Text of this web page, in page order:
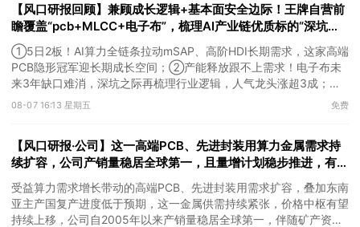
【风口研报回顾】兼顾成长逻辑+基本面安全边际！王牌自营前
瞻覆盖“pcb+MLCC+电子布”，梳理AI产业链优质标的“深坑起
跳”
①5日2板！AI算力全链条拉动mSAP、高阶HDI长期需求，这家高端
PCB隐形冠军迎长期成长空间；②产能释放跟不上需求！电子布未
来3年缺口难消，深坑之际再梳理行业逻辑，人气龙头涨超3成；
③AI服务器、机器人带动MLCC景气周期持续！这家公司扩产、涨
08-07 16:13 星期五 免费
【风口研报·公司】这一高端PCB、先进封装用算力金属需求持
续扩容，公司产销量稳居全球第一，且量增计划稳步推进，有望
充分受益价格上行
受益算力需求增长带动的高端PCB、先进封装用需求扩容，叠加东南
亚主产国复产进度低于预期，这一金属供需持续紧张，价格中枢有望
持续上移，公司自2005年以来产销量稳居全球第一，伴随矿产资源